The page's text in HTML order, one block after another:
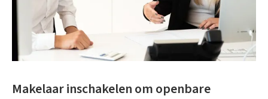
Makelaar inschakelen om openbare